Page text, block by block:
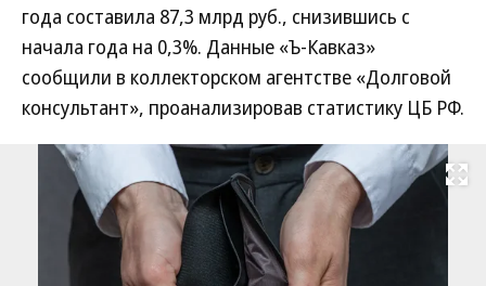
года составила 87,3 млрд руб., снизившись с
начала года на 0,3%. Данные «Ъ-Кавказ»
сообщили в коллекторском агентстве «Долговой
консультант», проанализировав статистику ЦБ РФ.
Развернуть